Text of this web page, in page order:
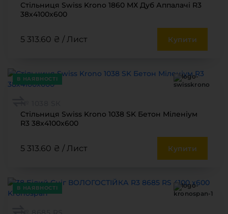
Стільниця Swiss Krono 1860 МХ Дуб Аппалачі R3
38х4100х600
5 313.60 ₴ / Лист Купити
В НАЯВНОСТІ
Стільниця Swiss Krono 1038 SK Бетон Міленіум
R3 38х4100х600
5 313.60 ₴ / Лист Купити
В НАЯВНОСТІ